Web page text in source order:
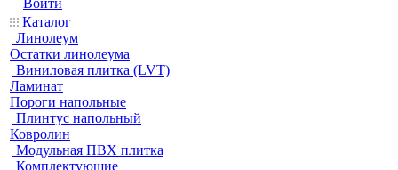
Каталог
Линолеум
Остатки линолеума
Виниловая плитка (LVT)
Ламинат
Пороги напольные
Плинтус напольный
Ковролин
Модульная ПВХ плитка
Комплектующие